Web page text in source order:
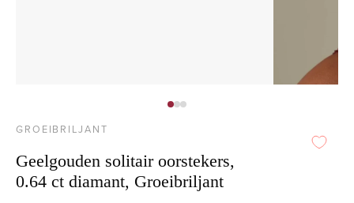
GROEIBRILJANT
Geelgouden solitair oorstekers,
0.64 ct diamant, Groeibriljant